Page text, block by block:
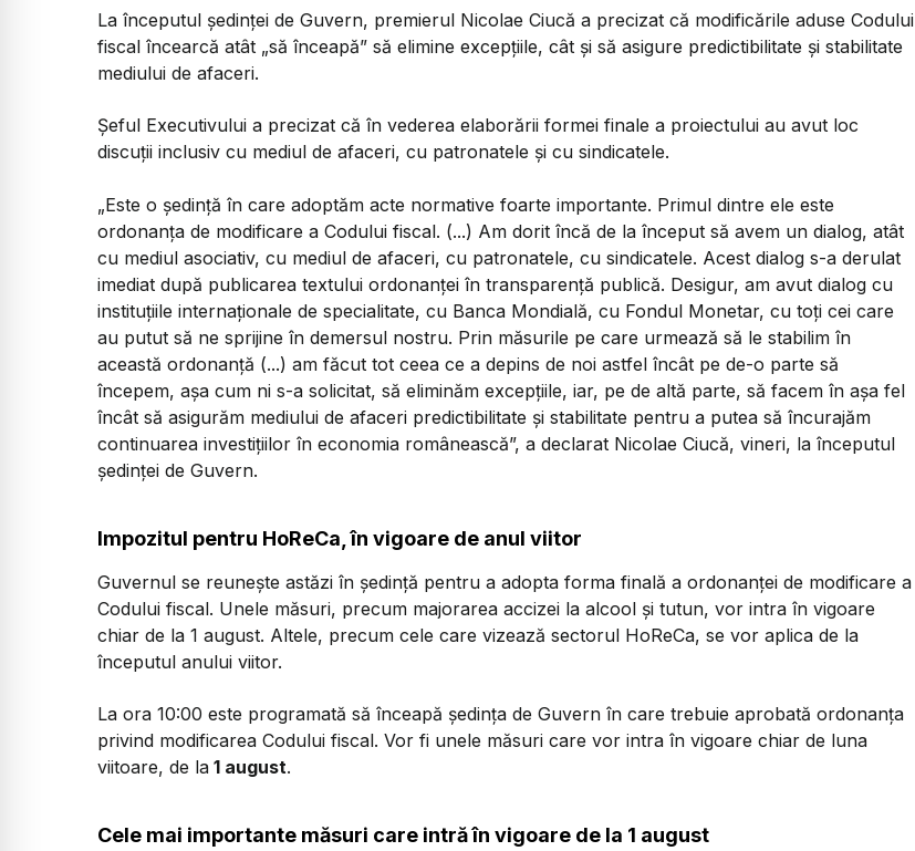
La începutul ședinței de Guvern, premierul Nicolae Ciucă a precizat că modificările aduse Codului
fiscal încearcă atât „să înceapă” să elimine excepțiile, cât și să asigure predictibilitate și stabilitate
mediului de afaceri.
Şeful Executivului a precizat că în vederea elaborării formei finale a proiectului au avut loc
discuţii inclusiv cu mediul de afaceri, cu patronatele și cu sindicatele.
„Este o şedinţă în care adoptăm acte normative foarte importante. Primul dintre ele este
ordonanţa de modificare a Codului fiscal. (...) Am dorit încă de la început să avem un dialog, atât
cu mediul asociativ, cu mediul de afaceri, cu patronatele, cu sindicatele. Acest dialog s-a derulat
imediat după publicarea textului ordonanţei în transparenţă publică. Desigur, am avut dialog cu
instituţiile internaţionale de specialitate, cu Banca Mondială, cu Fondul Monetar, cu toţi cei care
au putut să ne sprijine în demersul nostru. Prin măsurile pe care urmează să le stabilim în
această ordonanţă (...) am făcut tot ceea ce a depins de noi astfel încât pe de-o parte să
începem, aşa cum ni s-a solicitat, să eliminăm excepţiile, iar, pe de altă parte, să facem în aşa fel
încât să asigurăm mediului de afaceri predictibilitate şi stabilitate pentru a putea să încurajăm
continuarea investiţiilor în economia românească”, a declarat Nicolae Ciucă, vineri, la începutul
şedinţei de Guvern.
Impozitul pentru HoReCa, în vigoare de anul viitor
Guvernul se reunește astăzi în ședință pentru a adopta forma finală a ordonanței de modificare a
Codului fiscal. Unele măsuri, precum majorarea accizei la alcool și tutun, vor intra în vigoare
chiar de la 1 august. Altele, precum cele care vizează sectorul HoReCa, se vor aplica de la
începutul anului viitor.
La ora 10:00 este programată să înceapă ședința de Guvern în care trebuie aprobată ordonanța
privind modificarea Codului fiscal. Vor fi unele măsuri care vor intra în vigoare chiar de luna
viitoare, de la 1 august.
Cele mai importante măsuri care intră în vigoare de la 1 august